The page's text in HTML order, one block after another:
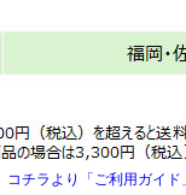
コチラより「ご利用ガイド